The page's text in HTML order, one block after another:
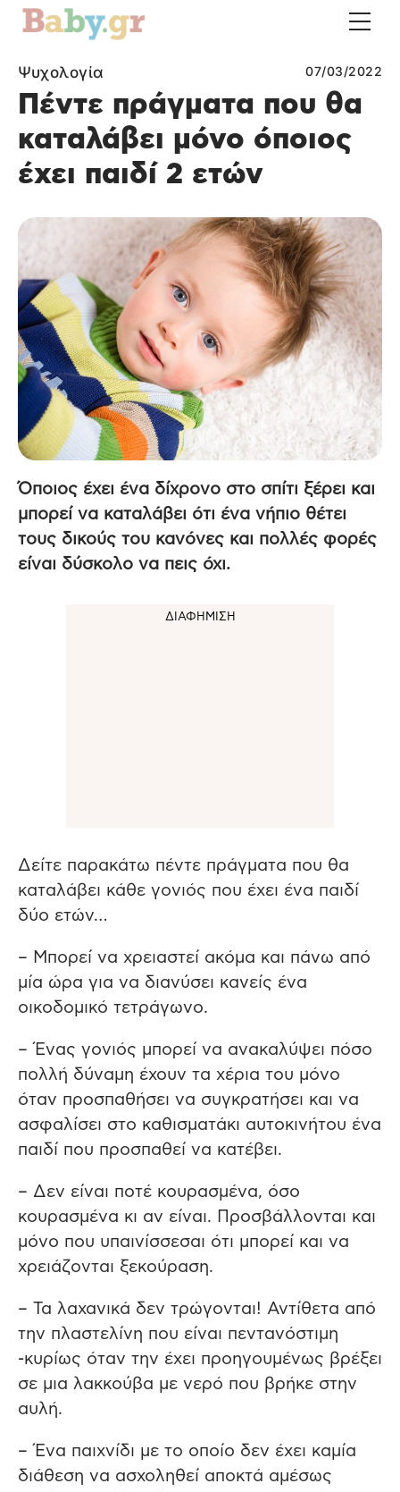
Ψυχολογία 07/03/2022
Πέντε πράγματα που θα
καταλάβει μόνο όποιος
έχει παιδί 2 ετών
Όποιος έχει ένα δίχρονο στο σπίτι ξέρει και
μπορεί να καταλάβει ότι ένα νήπιο θέτει
τους δικούς του κανόνες και πολλές φορές
είναι δύσκολο να πεις όχι.
Δείτε παρακάτω πέντε πράγματα που θα
καταλάβει κάθε γονιός που έχει ένα παιδί
δύο ετών…
– Μπορεί να χρειαστεί ακόμα και πάνω από
μία ώρα για να διανύσει κανείς ένα
οικοδομικό τετράγωνο.
– Ένας γονιός μπορεί να ανακαλύψει πόσο
πολλή δύναμη έχουν τα χέρια του μόνο
όταν προσπαθήσει να συγκρατήσει και να
ασφαλίσει στο καθισματάκι αυτοκινήτου ένα
παιδί που προσπαθεί να κατέβει.
– Δεν είναι ποτέ κουρασμένα, όσο
κουρασμένα κι αν είναι. Προσβάλλονται και
μόνο που υπαινίσσεσαι ότι μπορεί και να
χρειάζονται ξεκούραση.
– Τα λαχανικά δεν τρώγονται! Αντίθετα από
την πλαστελίνη που είναι πεντανόστιμη
-κυρίως όταν την έχει προηγουμένως βρέξει
σε μια λακκούβα με νερό που βρήκε στην
αυλή.
– Ένα παιχνίδι με το οποίο δεν έχει καμία
διάθεση να ασχοληθεί αποκτά αμέσως